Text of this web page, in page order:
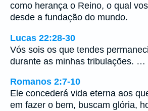
como herança o Reino, o qual
desde a fundação do mundo.
Lucas 22:28-30
Vós sois os que tendes
durante as minhas tribulações. …
Romanos 2:7-10
Ele concederá vida eterna aos
em fazer o bem, buscam glória,